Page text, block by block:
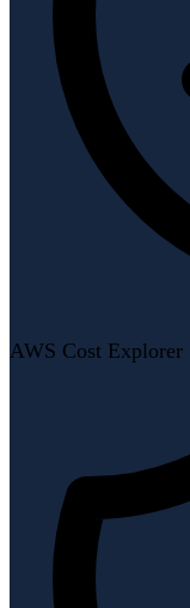
AWS Cost Explorer